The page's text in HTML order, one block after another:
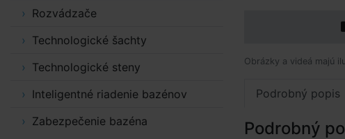
Obrázky a videá majú
Podrobný popis
Podrobný
Rozvádzače
Technologické šachty
Technologické steny
Inteligentné riadenie bazénov
Zabezpečenie bazéna